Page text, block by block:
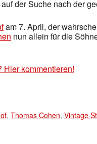
der Suche nach der
am 7. April, der
nun allein für die
Hier kommentieren!
, Thomas Cohen, Vintage